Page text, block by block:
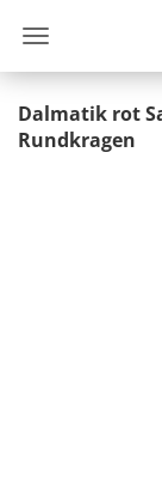
Dalmatik rot
Rundkragen